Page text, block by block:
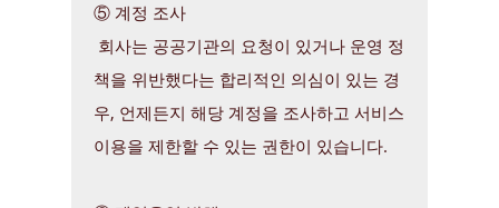
⑤ 계정 조사
회사는 공공기관의 요청이 있거나 운영 정
책을 위반했다는 합리적인 의심이 있는 경
우, 언제든지 해당 계정을 조사하고 서비스
이용을 제한할 수 있는 권한이 있습니다.